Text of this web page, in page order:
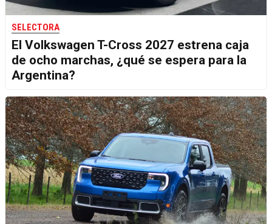
SELECTORA
El Volkswagen T-Cross 2027 estrena caja
de ocho marchas, ¿qué se espera para la
Argentina?